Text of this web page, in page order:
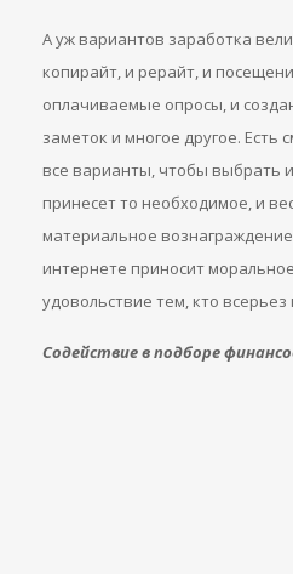
А уж вариантов заработка
копирайт, и рерайт, и
оплачиваемые опросы, и
заметок и многое другое. Есть
все варианты, чтобы выбрать
принесет то необходимое, и
материальное
интернете приносит
удовольствие тем, кто всерьез
Содействие в подборе